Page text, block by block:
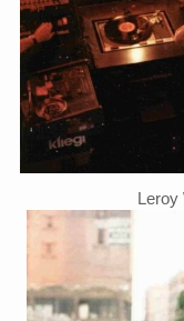
Leroy